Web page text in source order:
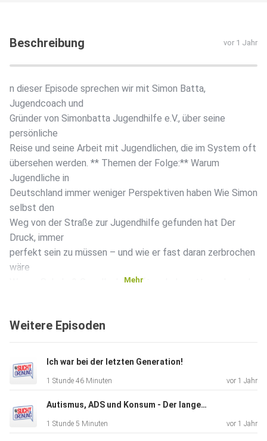
Beschreibung vor 1 Jahr
n dieser Episode sprechen wir mit Simon Batta,
Jugendcoach und
Gründer von Simonbatta Jugendhilfe e.V., über seine
persönliche
Reise und seine Arbeit mit Jugendlichen, die im System oft
übersehen werden. ** Themen der Folge:** Warum
Jugendliche in
Deutschland immer weniger Perspektiven haben Wie Simon
selbst den
Weg von der Straße zur Jugendhilfe gefunden hat Der
Druck, immer
perfekt sein zu müssen – und wie er fast daran zerbrochen
wäre
Warum Schule & Gesellschaft oft mehr kaputt machen, als
was sich
simonbattajugendcoachingev
Mehr über seinen Verein: Simon Batta Jugendhilfe e.V.
Unterstützt
Stigma e.V.: www.stigma-ev.de Links zu unseren Produkten:
E-Books:
Mehr
Weitere Episoden
Ich war bei der letzten Generation!
1 Stunde 46 Minuten vor 1 Jahr
Autismus, ADS und Konsum - Der lange Weg zu sich selbst!
1 Stunde 5 Minuten vor 1 Jahr